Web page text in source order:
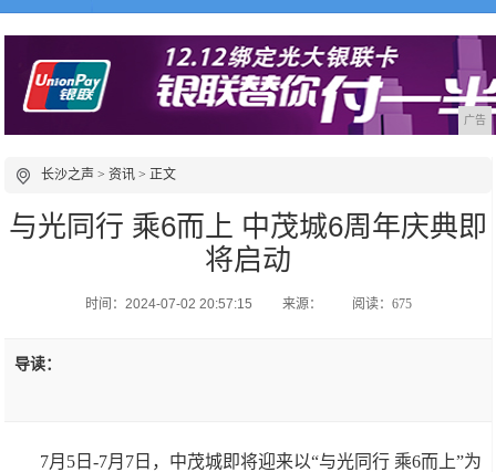
广告
长沙之声 >资讯 > 正文
与光同行 乘6而上 中茂城6周年庆典即
将启动
时间：2024-07-02 20:57:15 来源： 阅读：675
导读：
7月5日-7月7日，中茂城即将迎来以“与光同行 乘6而上”为